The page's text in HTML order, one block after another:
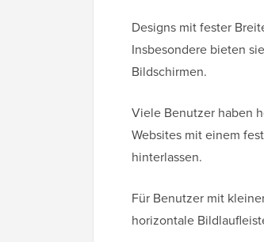
Designs mit fester
Insbesondere bieten
Bildschirmen.
Viele Benutzer haben
Websites mit einem
hinterlassen.
Für Benutzer mit
horizontale